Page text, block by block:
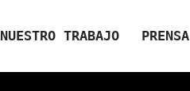
NUESTRO TRABAJO PRENSA